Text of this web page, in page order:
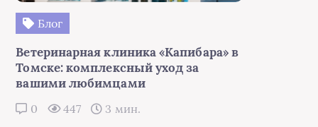
Блог
Ветеринарная клиника «Капибара» в
Томске: комплексный уход за
вашими любимцами
0 447 3 мин.